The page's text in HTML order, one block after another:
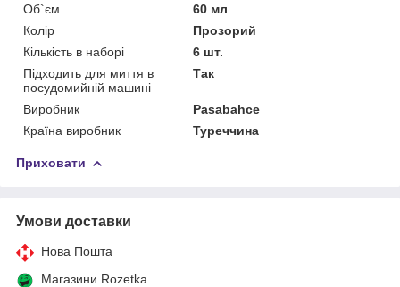
Об`єм
60 мл
Колір
Прозорий
Кількість в наборі
6 шт.
Підходить для миття в
посудомийній машині
Так
Виробник
Pasabahce
Країна виробник
Туреччина
Приховати
Умови доставки
Нова Пошта
Магазини Rozetka